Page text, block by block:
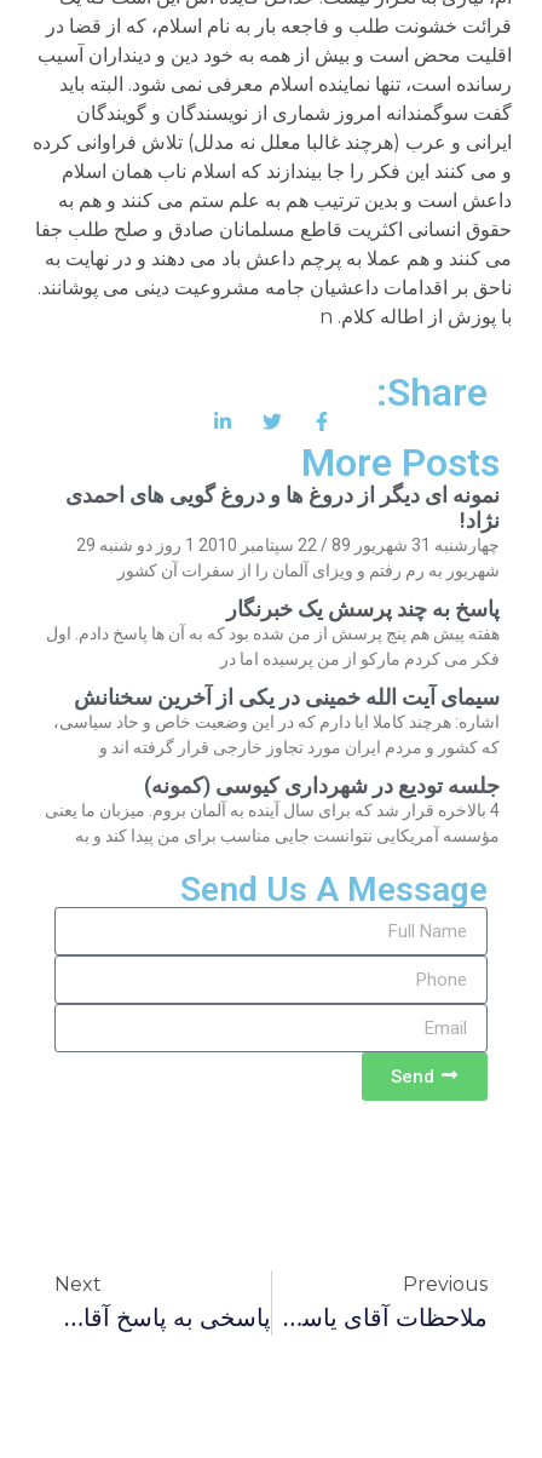
Share:
More Posts
نمونه ای دیگر از دروغ ها و دروغ گویی های احمدی
نژاد!
چهارشنبه 31 شهریور 89 / 22 سپتامبر 2010 1 روز دو شنبه 29
شهریور به رم رفتم و ویزای آلمان را از سفرات آن کشور
پاسخ به چند پرسش یک خبرنگار
هفته پیش هم پنج پرسش از من شده بود که به آن ها پاسخ دادم. اول
فکر می کردم مارکو از من پرسیده اما در
سیمای آیت الله خمینی در یکی از آخرین سخنانش
اشاره: هرچند کاملا ابا دارم که در این وضعیت خاص و حاد سیاسی،
که کشور و مردم ایران مورد تجاوز خارجی قرار گرفته اند و
جلسه تودیع در شهرداری کیوسی (کمونه)
4 بالاخره قرار شد که برای سال آینده به آلمان بروم. میزبان ما یعنی
مؤسسه آمریکایی نتوانست جایی مناسب برای من پیدا کند و به
Send Us A Message
Send
Previous
ملاحظات آقای یاسر میردامادی حول مقاله «سه فعل حرام . . .»
Next
پاسخی به پاسخ آقای خلجی